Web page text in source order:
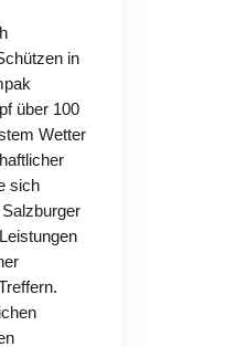
in
über 100
Wetter
sich